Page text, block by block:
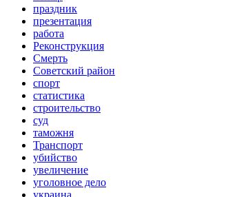
праздник
презентация
работа
Реконструкция
Смерть
Советский район
спорт
статистика
строительство
суд
таможня
Транспорт
убийство
увеличение
уголовное дело